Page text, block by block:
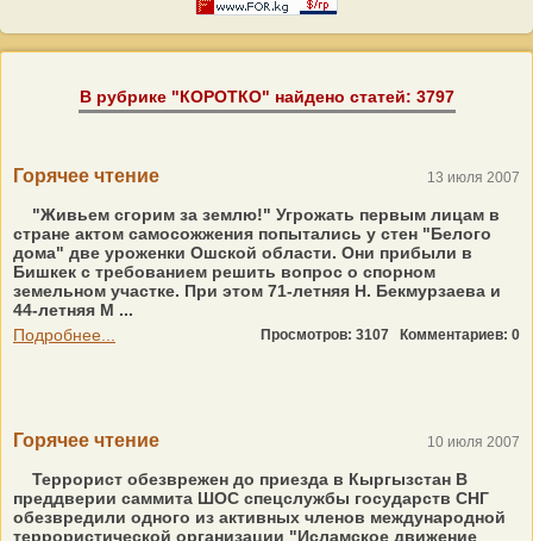
В рубрике "КОРОТКО" найдено статей: 3797
Горячее чтение 13 июля 2007
"Живьем сгорим за землю!" Угрожать первым лицам в
стране актом самосожжения попытались у стен "Белого
дома" две уроженки Ошской области. Они прибыли в
Бишкек с требованием решить вопрос о спорном
земельном участке. При этом 71-летняя Н. Бекмурзаева и
44-летняя М ...
Подробнее...
Просмотров: 3107 Комментариев: 0
Горячее чтение 10 июля 2007
Террорист обезврежен до приезда в Кыргызстан В
преддверии саммита ШОС спецслужбы государств СНГ
обезвредили одного из активных членов международной
террористической организации "Исламское движение